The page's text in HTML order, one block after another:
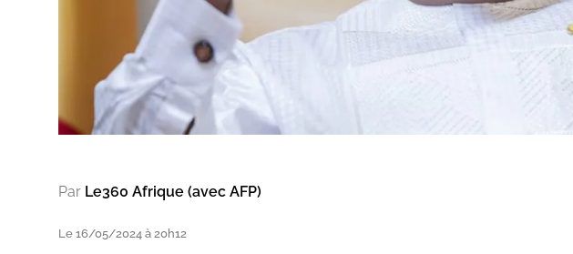
Par Le360 Afrique (avec AFP)
Le 16/05/2024 à 20h12